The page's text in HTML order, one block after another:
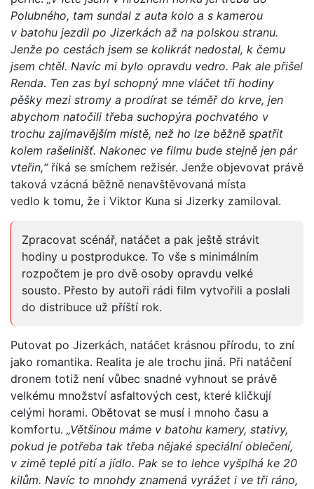
Polubného, tam sundal z auta kolo a s kamerou
v batohu jezdil po Jizerkách až na polskou stranu.
Jenže po cestách jsem se kolikrát nedostal, k čemu
jsem chtěl. Navíc mi bylo opravdu vedro. Pak ale přišel
Renda. Ten zas byl schopný mne vláčet tři hodiny
pěšky mezi stromy a prodírat se téměř do krve, jen
abychom natočili třeba suchopýra pochvatého v
trochu zajímavějším místě, než ho lze běžně spatřit
kolem rašelinišť. Nakonec ve filmu bude stejně jen pár
vteřin,“ říká se smíchem režisér. Jenže objevovat právě
taková vzácná běžně nenavštěvovaná místa
vedlo k tomu, že i Viktor Kuna si Jizerky zamiloval.
Zpracovat scénář, natáčet a pak ještě strávit
hodiny u postprodukce. To vše s minimálním
rozpočtem je pro dvě osoby opravdu velké
sousto. Přesto by autoři rádi film vytvořili a poslali
do distribuce už příští rok.
Putovat po Jizerkách, natáčet krásnou přírodu, to zní
jako romantika. Realita je ale trochu jiná. Při natáčení
dronem totiž není vůbec snadné vyhnout se právě
velkému množství asfaltových cest, které kličkují
celými horami. Obětovat se musí i mnoho času a
komfortu. „Většinou máme v batohu kamery, stativy,
pokud je potřeba tak třeba nějaké speciální oblečení,
v zimě teplé pití a jídlo. Pak se to lehce vyšplhá ke 20
kilům. Navíc to mnohdy znamená vyrážet i ve tři ráno,